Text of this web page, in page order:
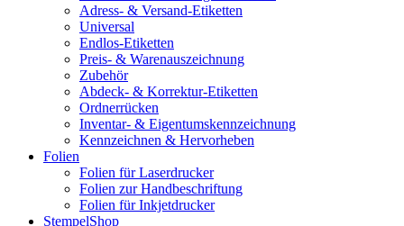
Adress- & Versand-Etiketten
Universal
Endlos-Etiketten
Preis- & Warenauszeichnung
Zubehör
Abdeck- & Korrektur-Etiketten
Ordnerrücken
Inventar- & Eigentumskennzeichnung
Kennzeichnen & Hervorheben
Folien
Folien für Laserdrucker
Folien zur Handbeschriftung
Folien für Inkjetdrucker
StempelShop